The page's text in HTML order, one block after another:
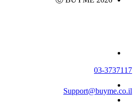
03-3737117
Support@buyme.co.il